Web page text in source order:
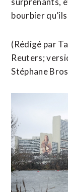
bourbier
(Rédigé par
Reuters;
Stéphane